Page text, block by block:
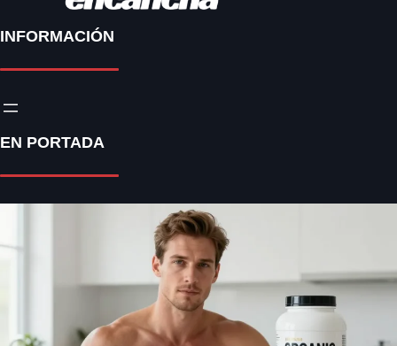
INFORMACIÓN
EN PORTADA